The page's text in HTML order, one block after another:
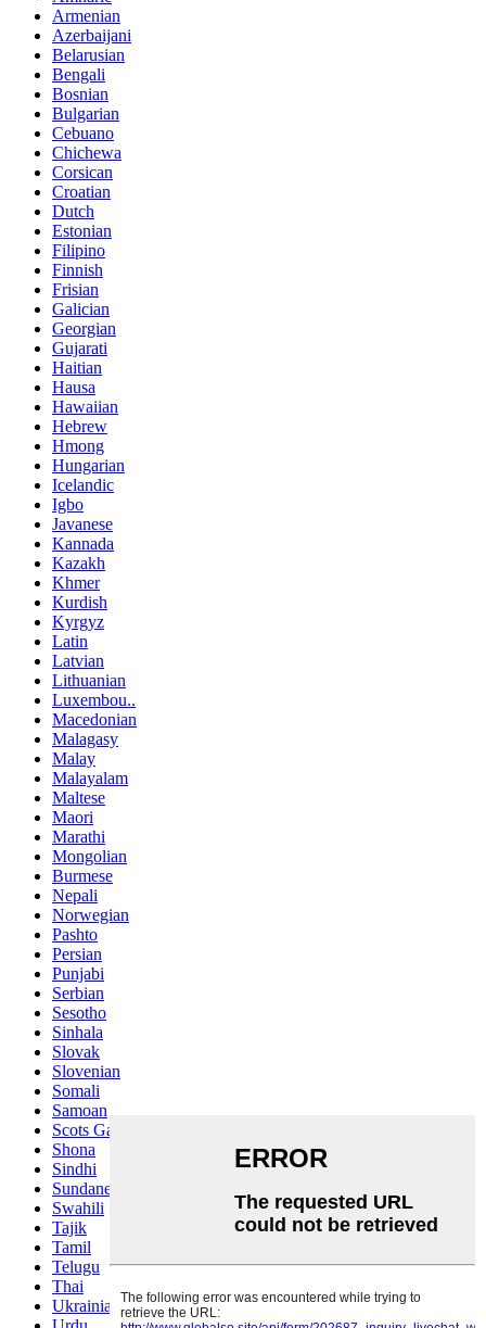
Armenian
Azerbaijani
Belarusian
Bengali
Bosnian
Bulgarian
Cebuano
Chichewa
Corsican
Croatian
Dutch
Estonian
Filipino
Finnish
Frisian
Galician
Georgian
Gujarati
Haitian
Hausa
Hawaiian
Hebrew
Hmong
Hungarian
Icelandic
Igbo
Javanese
Kannada
Kazakh
Khmer
Kurdish
Kyrgyz
Latin
Latvian
Lithuanian
Luxembou..
Macedonian
Malagasy
Malay
Malayalam
Maltese
Maori
Marathi
Mongolian
Burmese
Nepali
Norwegian
Pashto
Persian
Punjabi
Serbian
Sesotho
Sinhala
Slovak
Slovenian
Somali
Samoan
Scots Gaelic
Shona
Sindhi
Sundanese
Swahili
Tajik
Tamil
Telugu
Thai
Ukrainian